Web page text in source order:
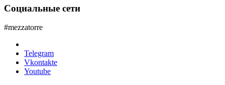
Социальные сети
#mezzatorre
Telegram
Vkontakte
Youtube